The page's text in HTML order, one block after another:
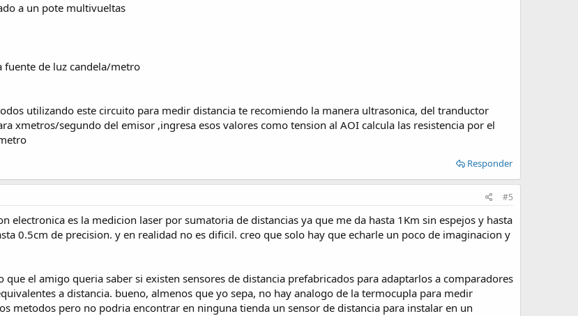
a un pote multivueltas
fuente de luz candela/metro
utilizando este circuito para medir distancia te recomiendo la manera ultrasonica, del tranductor
xmetros/segundo del emisor ,ingresa esos valores como tension al AOI calcula las resistencia por el
Responder
#5
electronica es la medicion laser por sumatoria de distancias ya que me da hasta 1Km sin espejos y hasta
0.5cm de precision. y en realidad no es dificil. creo que solo hay que echarle un poco de imaginacion y
que el amigo queria saber si existen sensores de distancia prefabricados para adaptarlos a comparadores
a distancia. bueno, almenos que yo sepa, no hay analogo de la termocupla para medir
metodos pero no podria encontrar en ninguna tienda un sensor de distancia para instalar en un